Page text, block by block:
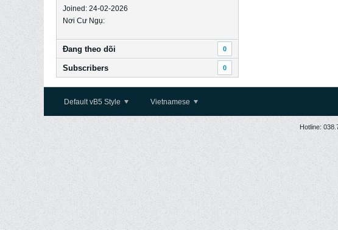
Joined: 24-02-2026
Nơi Cư Ngụ:
Ðang theo dõi 0
Subscribers 0
Default vB5 Style Vietnamese
Hotline: